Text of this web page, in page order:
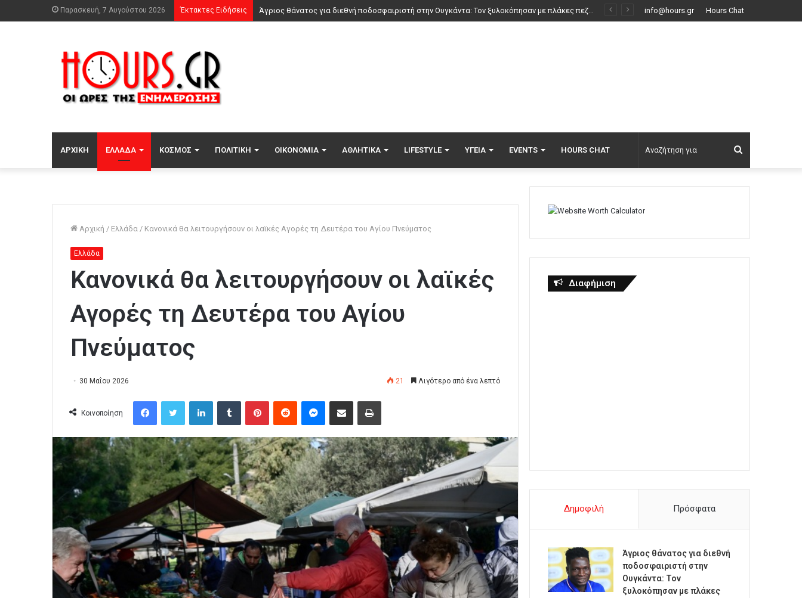
Παρασκευή, 7 Αυγούστου 2026 Έκτακτες Ειδήσεις Με το «σταγονόμετρο» η διέλευση πλοίων από το Στενό του Ορμούζ, μόλις 33 σε τέσσερις ημέρες info@hours.gr Hours Chat
ΑΡΧΙΚΉ ΕΛΛΆΔΑ ΚΌΣΜΟΣ ΠΟΛΙΤΙΚΉ ΟΙΚΟΝΟΜΊΑ ΑΘΛΗΤΙΚΆ LIFESTYLE ΥΓΕΊΑ EVENTS HOURS CHAT
για
Αρχική / Ελλάδα / Κανονικά θα λειτουργήσουν οι λαϊκές Αγορές τη Δευτέρα του Αγίου Πνεύματος
Ελλάδα
Κανονικά θα λειτουργήσουν οι λαϊκές
Αγορές τη Δευτέρα του Αγίου
Πνεύματος
30 Μαΐου 2026 21 Λιγότερο από ένα λεπτό
Κοινοποίηση
Διαφήμιση
Δημοφιλή Πρόσφατα
Άγριος θάνατος για διεθνή
ποδοσφαιριστή στην
Ουγκάντα: Τον
ξυλοκόπησαν με πλάκες